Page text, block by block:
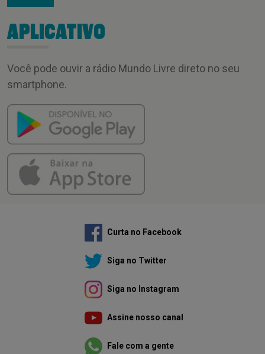
APLICATIVO
Você pode ouvir a rádio Mundo Livre direto no seu
smartphone.
Curta no Facebook
Siga no Twitter
Siga no Instagram
Assine nosso canal
Fale com a gente